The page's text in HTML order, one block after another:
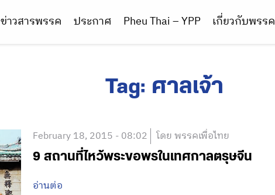
ข่าวสารพรรค ประกาศ Pheu Thai – YPP เกี่ยวกับพรรค
Tag: ศาลเจ้า
February 18, 2015 - 08:02 โดย พรรคเพื่อไทย
9 สถานที่ไหว้พระขอพรในเทศกาลตรุษจีน
อ่านต่อ